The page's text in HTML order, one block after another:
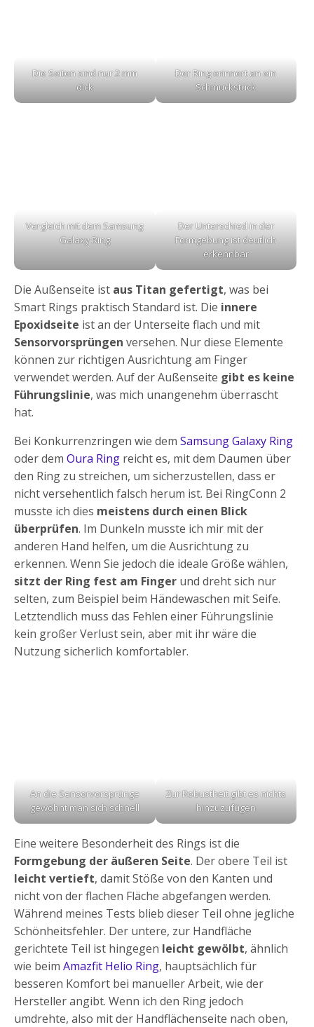
Die Seiten sind nur 2 mm
dick
Der Ring erinnert an ein
Schmuckstück
Vergleich mit dem Samsung
Galaxy Ring
Der Unterschied in der
Formgebung ist deutlich
erkennbar
Die Außenseite ist aus Titan gefertigt, was bei
Smart Rings praktisch Standard ist. Die innere
Epoxidseite ist an der Unterseite flach und mit
Sensorvorsprüngen versehen. Nur diese Elemente
können zur richtigen Ausrichtung am Finger
verwendet werden. Auf der Außenseite gibt es keine
Führungslinie, was mich unangenehm überrascht
hat.
Bei Konkurrenzringen wie dem Samsung Galaxy Ring
oder dem Oura Ring reicht es, mit dem Daumen über
den Ring zu streichen, um sicherzustellen, dass er
nicht versehentlich falsch herum ist. Bei RingConn 2
musste ich dies meistens durch einen Blick
überprüfen. Im Dunkeln musste ich mir mit der
anderen Hand helfen, um die Ausrichtung zu
erkennen. Wenn Sie jedoch die ideale Größe wählen,
sitzt der Ring fest am Finger und dreht sich nur
selten, zum Beispiel beim Händewaschen mit Seife.
Letztendlich muss das Fehlen einer Führungslinie
kein großer Verlust sein, aber mit ihr wäre die
Nutzung sicherlich komfortabler.
An die Sensorvorsprünge
gewöhnt man sich schnell
Zur Robustheit gibt es nichts
hinzuzufügen
Eine weitere Besonderheit des Rings ist die
Formgebung der äußeren Seite. Der obere Teil ist
leicht vertieft, damit Stöße von den Kanten und
nicht von der flachen Fläche abgefangen werden.
Während meines Tests blieb dieser Teil ohne jegliche
Schönheitsfehler. Der untere, zur Handfläche
gerichtete Teil ist hingegen leicht gewölbt, ähnlich
wie beim Amazfit Helio Ring, hauptsächlich für
besseren Komfort bei manueller Arbeit, wie der
Hersteller angibt. Wenn ich den Ring jedoch
umdrehte, also mit der Handflächenseite nach oben,